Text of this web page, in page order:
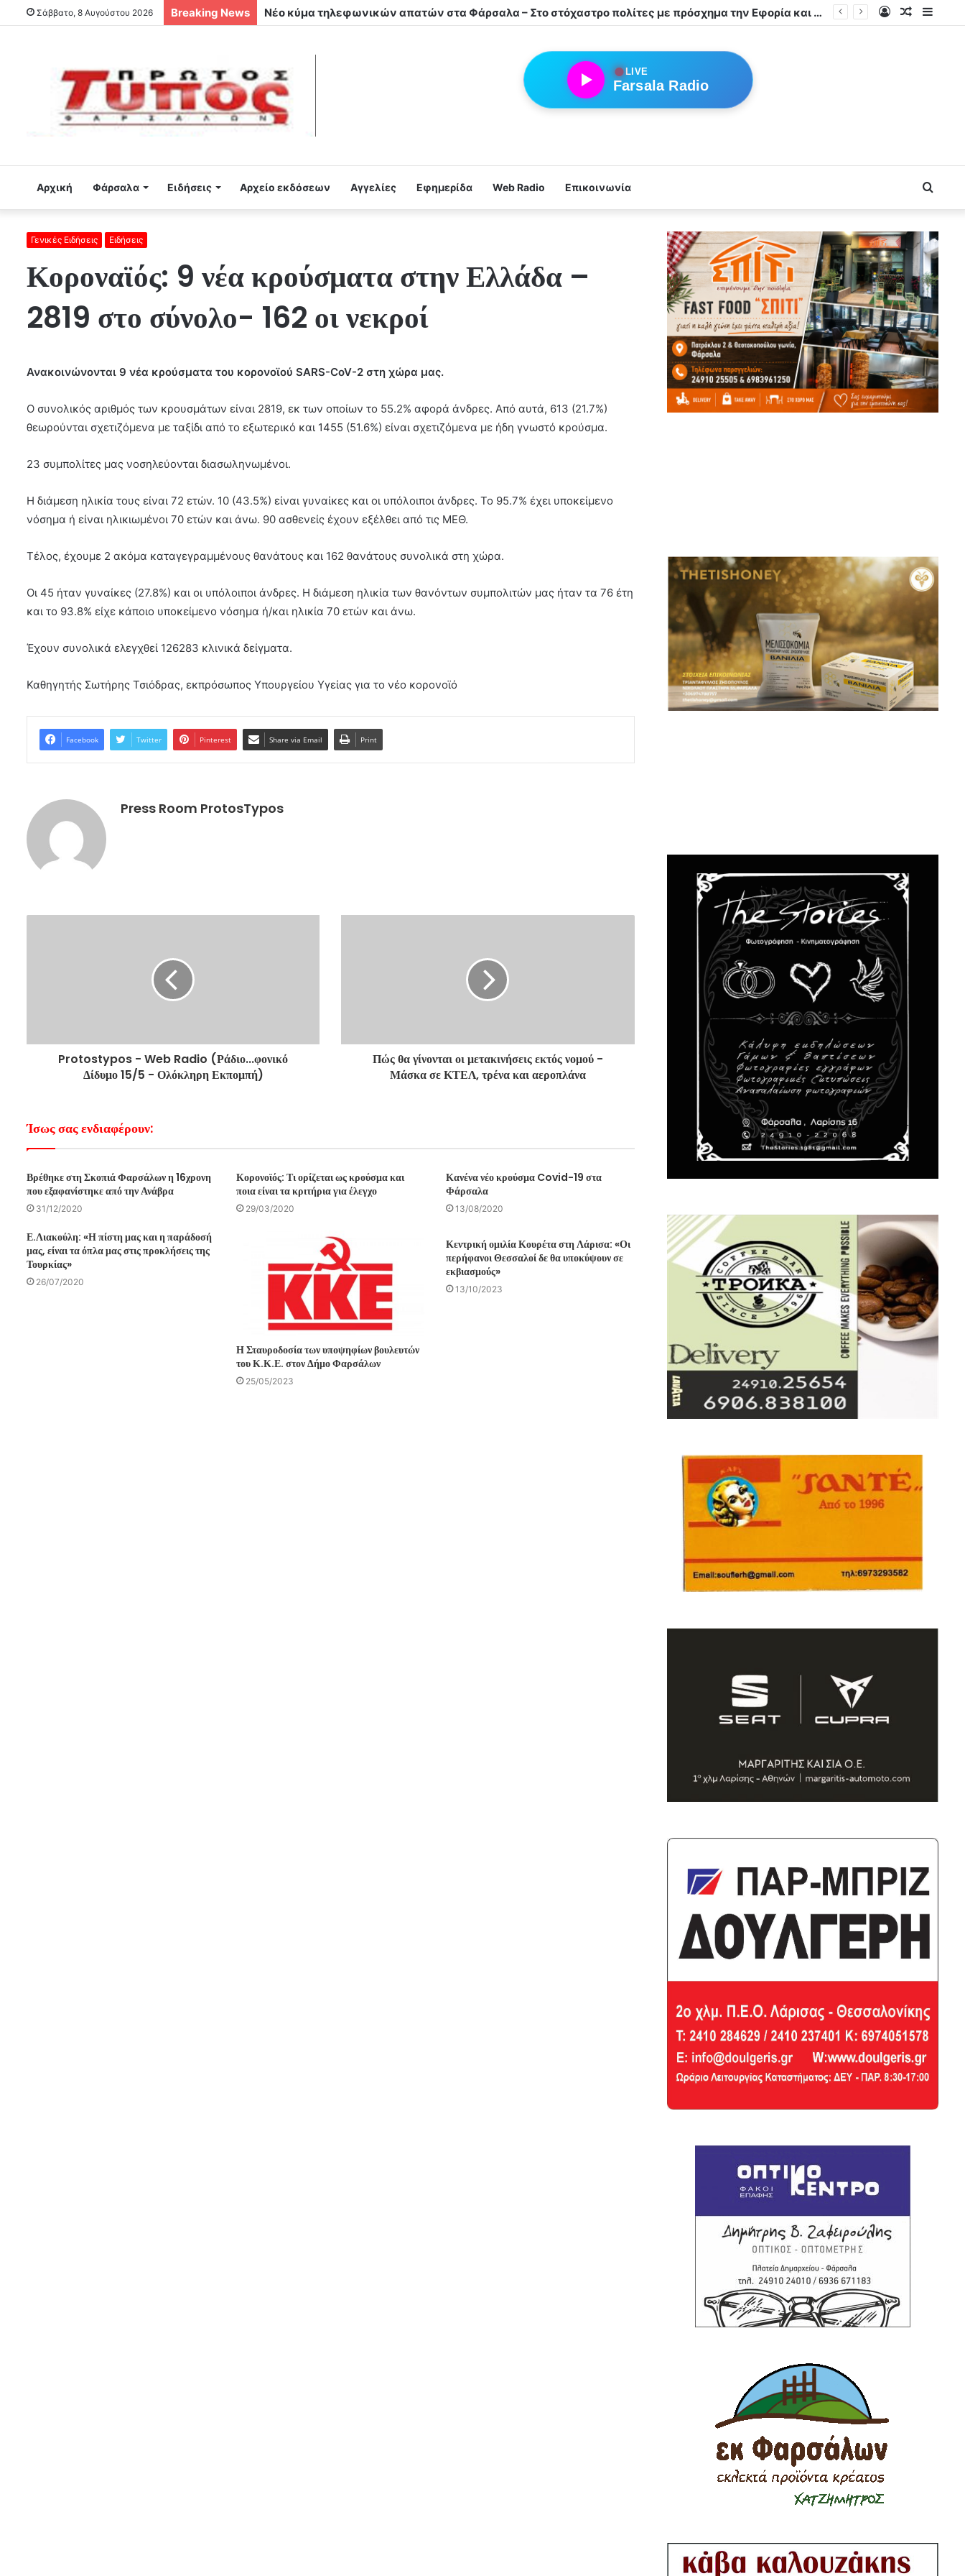
Σάββατο, 8 Αυγούστου 2026 Breaking News Στον Αχιλλέα Φαρσάλων τα αδέρφια Φούσα!
Random
Log
●LIVE
Farsala Radio
Αρχική Φάρσαλα Ειδήσεις Αρχείο εκδόσεων Αγγελίες Εφημερίδα Web Radio Επικοινωνία
for
Γενικές Ειδήσεις Ειδήσεις
Κοροναϊός: 9 νέα κρούσματα στην Ελλάδα –
2819 στο σύνολο- 162 οι νεκροί
Ανακοινώνονται 9 νέα κρούσματα του κορονοϊού SARS-CoV-2 στη χώρα μας.
Ο συνολικός αριθμός των κρουσμάτων είναι 2819, εκ των οποίων το 55.2% αφορά άνδρες. Από αυτά, 613 (21.7%)
θεωρούνται σχετιζόμενα με ταξίδι από το εξωτερικό και 1455 (51.6%) είναι σχετιζόμενα με ήδη γνωστό κρούσμα.
23 συμπολίτες μας νοσηλεύονται διασωληνωμένοι.
Η διάμεση ηλικία τους είναι 72 ετών. 10 (43.5%) είναι γυναίκες και οι υπόλοιποι άνδρες. To 95.7% έχει υποκείμενο
νόσημα ή είναι ηλικιωμένοι 70 ετών και άνω. 90 ασθενείς έχουν εξέλθει από τις ΜΕΘ.
Τέλος, έχουμε 2 ακόμα καταγεγραμμένους θανάτους και 162 θανάτους συνολικά στη χώρα.
Οι 45 ήταν γυναίκες (27.8%) και οι υπόλοιποι άνδρες. Η διάμεση ηλικία των θανόντων συμπολιτών μας ήταν τα 76 έτη
και το 93.8% είχε κάποιο υποκείμενο νόσημα ή/και ηλικία 70 ετών και άνω.
Έχουν συνολικά ελεγχθεί 126283 κλινικά δείγματα.
Καθηγητής Σωτήρης Τσιόδρας, εκπρόσωπος Υπουργείου Υγείας για το νέο κορονοϊό
Facebook Twitter Pinterest Share via Email Print
Press Room ProtosTypos
Protostypos - Web Radio (Ράδιο...φονικό
Δίδυμο 15/5 - Ολόκληρη Εκπομπή)
Πώς θα γίνονται οι μετακινήσεις εκτός νομού -
Μάσκα σε ΚΤΕΛ, τρένα και αεροπλάνα
Ίσως σας ενδιαφέρουν:
Βρέθηκε στη Σκοπιά Φαρσάλων η 16χρονη
που εξαφανίστηκε από την Ανάβρα
31/12/2020
Κορονοϊός: Τι ορίζεται ως κρούσμα και
ποια είναι τα κριτήρια για έλεγχο
29/03/2020
Κανένα νέο κρούσμα Covid-19 στα
Φάρσαλα
13/08/2020
Ε.Λιακούλη: «Η πίστη μας και η παράδοσή
μας, είναι τα όπλα μας στις προκλήσεις της
Τουρκίας»
26/07/2020
Η Σταυροδοσία των υποψηφίων βουλευτών
του Κ.Κ.Ε. στον Δήμο Φαρσάλων
25/05/2023
Κεντρική ομιλία Κουρέτα στη Λάρισα: «Οι
περήφανοι Θεσσαλοί δε θα υποκύψουν σε
εκβιασμούς»
13/10/2023